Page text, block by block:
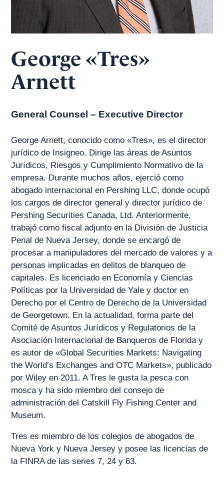
George «Tres»
Arnett
General Counsel – Executive Director
George Arnett, conocido como «Tres», es el director
jurídico de Insigneo. Dirige las áreas de Asuntos
Jurídicos, Riesgos y Cumplimiento Normativo de la
empresa. Durante muchos años, ejerció como
abogado internacional en Pershing LLC, donde ocupó
los cargos de director general y director jurídico de
Pershing Securities Canada, Ltd. Anteriormente,
trabajó como fiscal adjunto en la División de Justicia
Penal de Nueva Jersey, donde se encargó de
procesar a manipuladores del mercado de valores y a
personas implicadas en delitos de blanqueo de
capitales. Es licenciado en Economía y Ciencias
Políticas por la Universidad de Yale y doctor en
Derecho por el Centro de Derecho de la Universidad
de Georgetown. En la actualidad, forma parte del
Comité de Asuntos Jurídicos y Regulatorios de la
Asociación Internacional de Banqueros de Florida y
es autor de «Global Securities Markets: Navigating
the World’s Exchanges and OTC Markets», publicado
por Wiley en 2011. A Tres le gusta la pesca con
mosca y ha sido miembro del consejo de
administración del Catskill Fly Fishing Center and
Museum.
Tres es miembro de los colegios de abogados de
Nueva York y Nueva Jersey y posee las licencias de
la FINRA de las series 7, 24 y 63.